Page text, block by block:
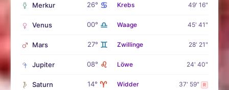
Merkur 26° ♋ Krebs 49' 16"
Venus 00° ♎ Waage 45' 41"
Mars 27° ♊ Zwillinge 28' 21"
Jupiter 08° ♌ Löwe 24' 40"
Saturn 14° ♈ Widder 37' 59" R